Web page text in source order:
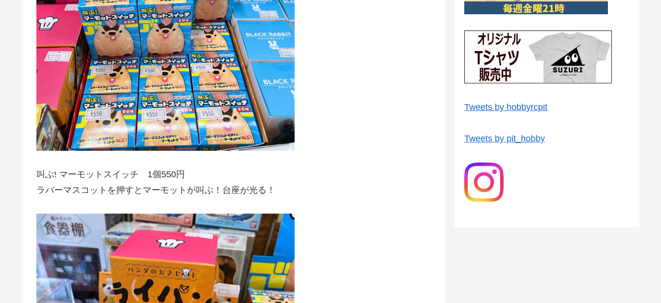
叫ぶ! マーモットスイッチ 1個550円
ラバーマスコットを押すとマーモットが叫ぶ！台座が光る！
Tweets by hobbyrcpit
Tweets by pit_hobby